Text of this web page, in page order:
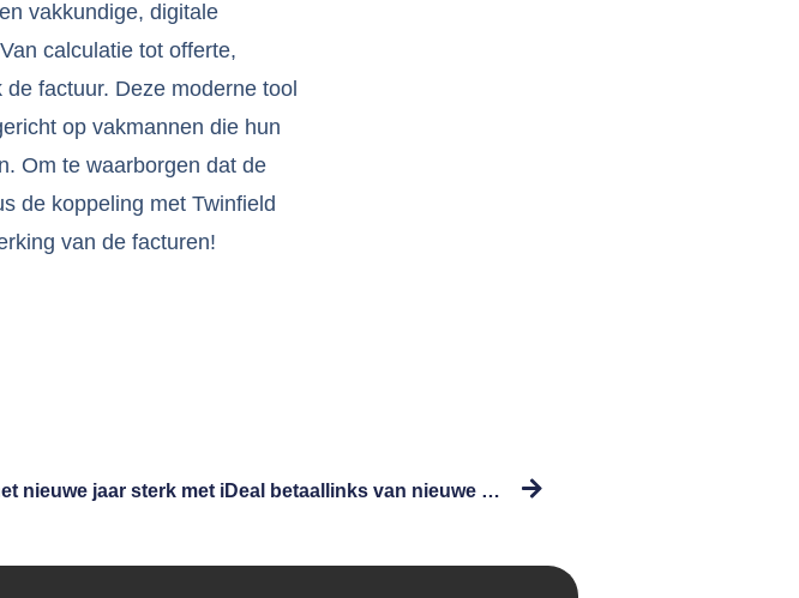
vakkundige, digitale
calculatie tot offerte,
factuur. Deze moderne tool
op vakmannen die hun
Om te waarborgen dat de
de koppeling met Twinfield
van de facturen!
Stella begint het nieuwe jaar sterk met iDeal betaallinks van nieuwe partner Mollie